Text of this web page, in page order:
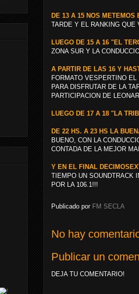
DE 13 A 15 NOS
TARDE Y EL RANKING
LUEGO DE 15 A 16 "EL
ZONA SUR Y LA
A PARTIR DE LAS 16 Y
FORMATO VESPERTINO
PARA DISFRUTAR DE LA
PARTICIPACION DE
LUEGO DE 17 A 18 "LA
DE 22 HS. A 23 HS LA
BUENO, CON LA
CONTADA DE LA MEJOR
Y EN EL FINAL
TIEMPO UN SOUNDTRACK
POR LA 106.1!!!
Publicado por FM SECLA
No hay
Publicar un
DEJA TU COMENTARIO!